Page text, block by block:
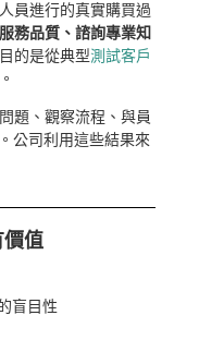
員進行的真實購買過
服務品質、諮詢專業知
目的是從典型測試客戶
題、觀察流程、與員
公司利用這些結果來
值
盲目性